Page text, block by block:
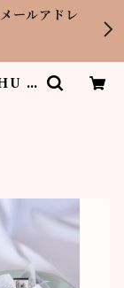
ールアドレ
T